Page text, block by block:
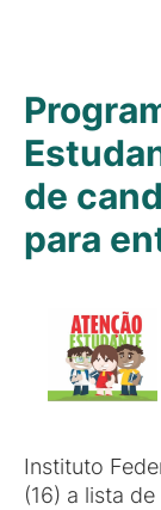
de
para
Instituto
(16) a lista